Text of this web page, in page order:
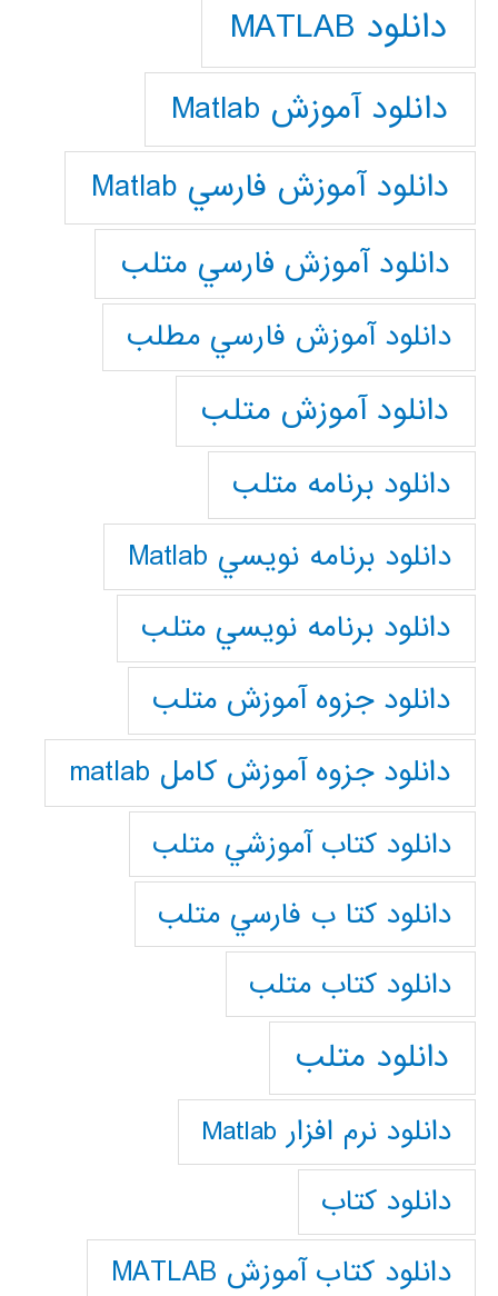
دانلود MATLAB
دانلود آموزش Matlab
دانلود آموزش فارسي Matlab
دانلود آموزش فارسي متلب
دانلود آموزش فارسي مطلب
دانلود آموزش متلب
دانلود برنامه متلب
دانلود برنامه نويسي Matlab
دانلود برنامه نويسي متلب
دانلود جزوه آموزش متلب
دانلود جزوه آموزش کامل matlab
دانلود كتاب آموزشي متلب
دانلود كتا ب فارسي متلب
دانلود كتاب متلب
دانلود متلب
دانلود نرم افزار Matlab
دانلود کتاب
دانلود کتاب آموزش MATLAB